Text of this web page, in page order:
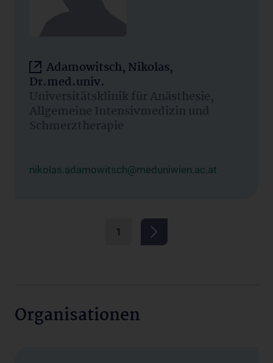
Adamowitsch, Nikolas,
Dr.med.univ.
Universitätsklinik für Anästhesie,
Allgemeine Intensivmedizin und
Schmerztherapie
nikolas.adamowitsch@meduniwien.ac.at
1
Organisationen